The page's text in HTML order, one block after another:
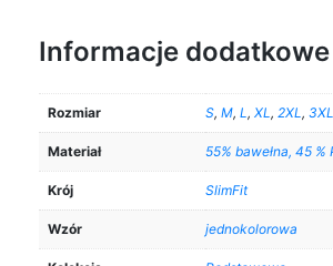
Informacje dodatkowe
Rozmiar S, M, L, XL, 2XL, 3XL
Materiał 55% bawełna, 45 %
Krój SlimFit
Wzór jednokolorowa